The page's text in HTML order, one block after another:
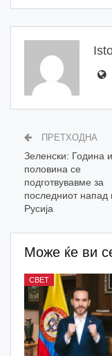
ПРЕТХОДНА
Зеленски: Година и
половина се
подготвувавме за
последниот напад
Русија
Може ќе ви
СВЕТ